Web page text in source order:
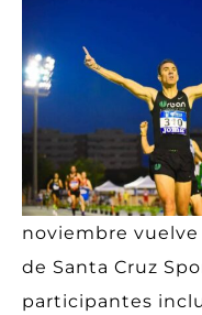
noviembre
de Santa Cruz
participantes